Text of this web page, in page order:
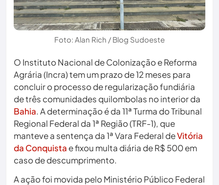
Foto: Alan Rich / Blog Sudoeste
O Instituto Nacional de Colonização e Reforma
Agrária (Incra) tem um prazo de 12 meses para
concluir o processo de regularização fundiária
de três comunidades quilombolas no interior da
Bahia. A determinação é da 11ª Turma do Tribunal
Regional Federal da 1ª Região (TRF-1), que
manteve a sentença da 1ª Vara Federal deVitória
da Conquista e fixou multa diária de R$ 500 em
caso de descumprimento.
A ação foi movida pelo Ministério Público Federal